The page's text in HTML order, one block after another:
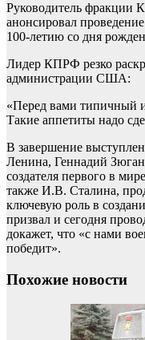
Руководитель фракции
анонсировал
100-летию со дня
Лидер КПРФ резко
администрации США:
«Перед вами типичный
Такие аппетиты надо
В завершение
Ленина, Геннадий
создателя первого в
также И.В. Сталина,
ключевую роль в
призвал и сегодня
докажет, что «с нами
победит».
Похожие новости